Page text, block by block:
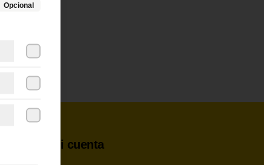
Mi cuenta
Opcional